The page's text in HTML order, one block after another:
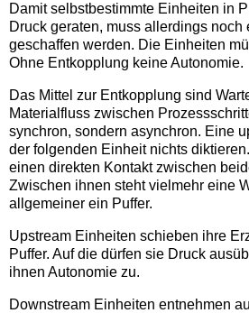
Damit selbstbestimmte Einheiten in
Druck geraten, muss allerdings noch
geschaffen werden. Die Einheiten
Ohne Entkopplung keine Autonomie.
Das Mittel zur Entkopplung sind
Materialfluss zwischen
synchron, sondern asynchron. Eine
der folgenden Einheit nichts
einen direkten Kontakt zwischen
Zwischen ihnen steht vielmehr eine
allgemeiner ein Puffer.
Upstream Einheiten schieben ihre
Puffer. Auf die dürfen sie Druck
ihnen Autonomie zu.
Downstream Einheiten entnehmen